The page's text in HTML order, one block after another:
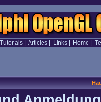
Tutorials| Articles| Links| Home